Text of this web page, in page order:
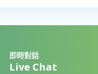
即時對話
Live Chat